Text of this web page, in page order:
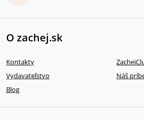
O zachej.sk
Kontakty
Vydavateľstvo
Náš
Blog